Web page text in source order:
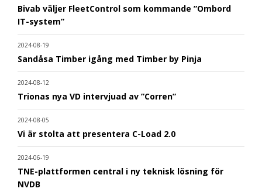
Bivab väljer FleetControl som kommande ”Ombord
IT-system”
2024-08-19
Sandåsa Timber igång med Timber by Pinja
2024-08-12
Trionas nya VD intervjuad av ”Corren”
2024-08-05
Vi är stolta att presentera C-Load 2.0
2024-06-19
TNE-plattformen central i ny teknisk lösning för
NVDB